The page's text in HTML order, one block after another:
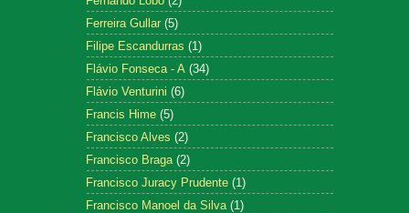
Ferreira Gullar (5)
Filipe Escandurras (1)
Flávio Fonseca - A (34)
Flávio Venturini (6)
Francis Hime (5)
Francisco Alves (2)
Francisco Braga (2)
Francisco Juracy Prudente (1)
Francisco Manoel da Silva (1)